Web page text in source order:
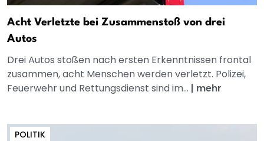
Acht Verletzte bei Zusammenstoß von drei
Autos
Drei Autos stoßen nach ersten Erkenntnissen frontal
zusammen, acht Menschen werden verletzt. Polizei,
Feuerwehr und Rettungsdienst sind im... | mehr
POLITIK